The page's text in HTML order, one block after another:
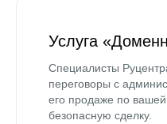
Услуга
Специалисты
переговоры с
его продаже по
безопасную сделку.